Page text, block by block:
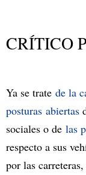
CRÍTICO
Ya se trate de la
posturas abiertas
sociales o de las
respecto a sus
por las